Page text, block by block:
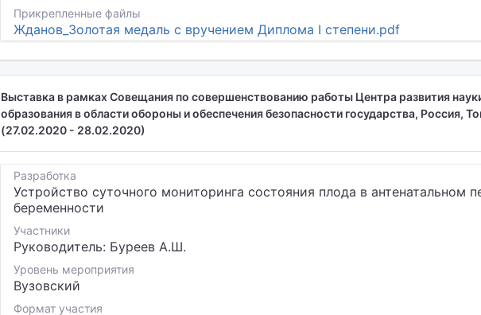
Прикрепленные файлы
Жданов_Золотая медаль с вручением Диплома I степени.pdf
Выставка в рамках Совещания по совершенствованию работы Центра развития
образования в области обороны и обеспечения безопасности государства, Россия,
(27.02.2020 - 28.02.2020)
Разработка
Устройство суточного мониторинга состояния плода в антенатальном
беременности
Участники
Руководитель: Буреев А.Ш.
Уровень мероприятия
Вузовский
Формат участия